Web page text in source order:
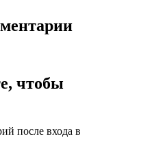
чтобы
после входа в